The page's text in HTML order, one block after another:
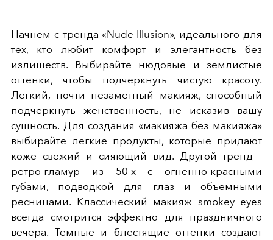
Начнем с тренда «Nude Illusion», идеального для
тех, кто любит комфорт и элегантность без
излишеств. Выбирайте нюдовые и землистые
оттенки, чтобы подчеркнуть чистую красоту.
Легкий, почти незаметный макияж, способный
подчеркнуть женственность, не исказив вашу
сущность. Для создания «макияжа без макияжа»
выбирайте легкие продукты, которые придают
коже свежий и сияющий вид. Другой тренд -
ретро-гламур из 50-х с огненно-красными
губами, подводкой для глаз и объемными
ресницами. Классический макияж smokey eyes
всегда смотрится эффектно для праздничного
вечера. Темные и блестящие оттенки создают